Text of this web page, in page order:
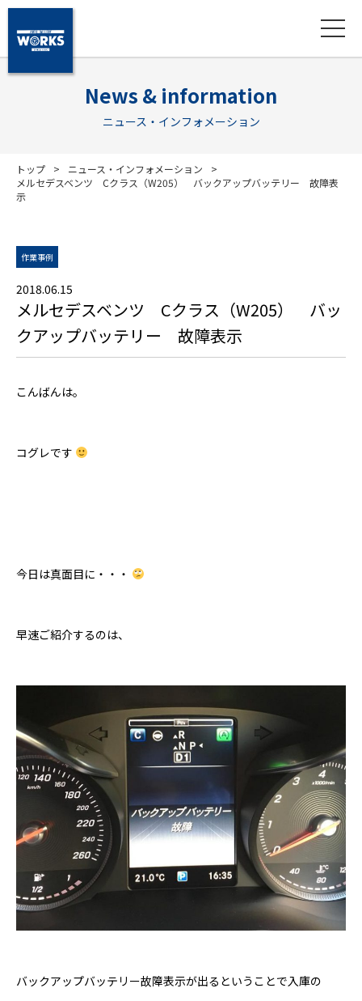
News & information
ニュース・インフォメーション
トップ
ニュース・インフォメーション
メルセデスベンツ Cクラス（W205） バックアップバッテリー 故障表
示
作業事例
2018.06.15
メルセデスベンツ Cクラス（W205） バッ
クアップバッテリー 故障表示
こんばんは。
コグレです
今日は真面目に・・・
早速ご紹介するのは、
バックアップバッテリー故障表示が出るということで入庫の